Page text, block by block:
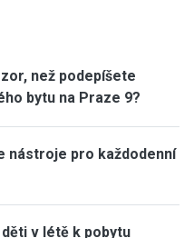
než podepíšete
bytu na Praze 9?
nástroje pro každodenní
v létě k pobytu